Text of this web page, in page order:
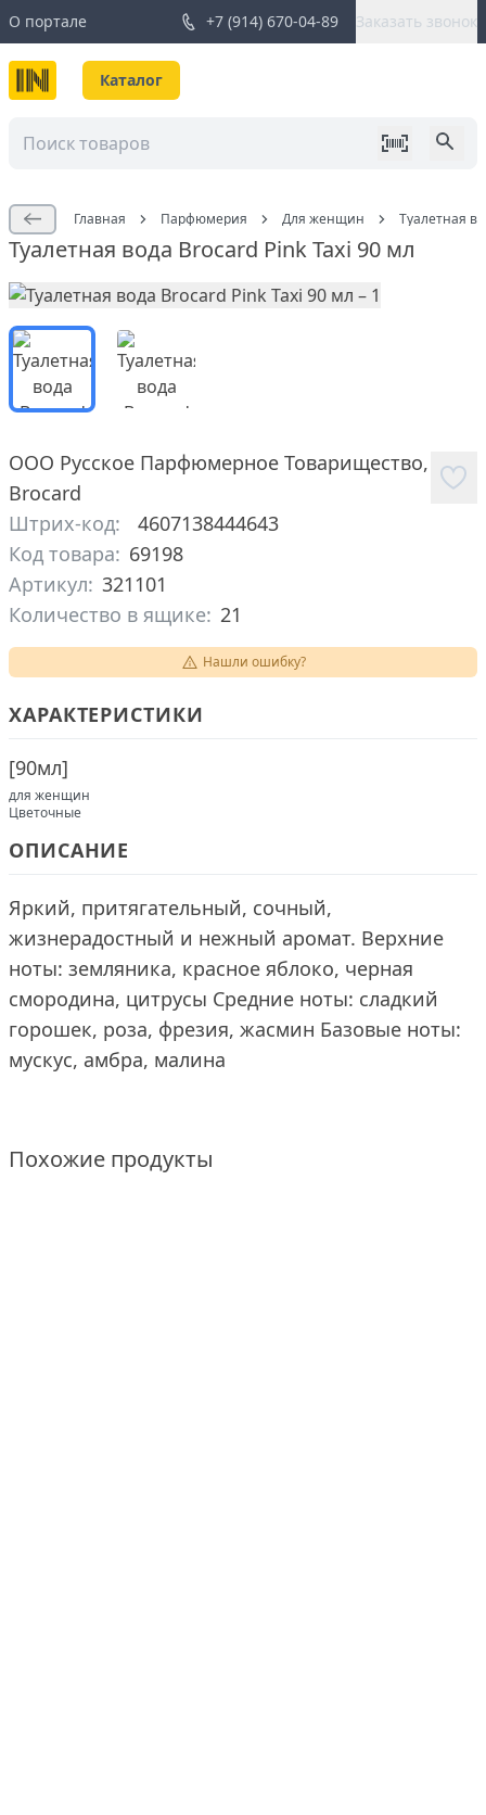
О портале +7 (914) 670-04-89 Заказать звонок
Каталог
Главная Парфюмерия Для женщин Туалетная
Туалетная вода Brocard Pink Taxi 90 мл
ООО Русское Парфюмерное Товарищество,
Brocard
Штрих-код:
4607138444643
Код товара: 69198
Артикул: 321101
Количество в ящике: 21
Нашли ошибку?
ХАРАКТЕРИСТИКИ
[90мл]
для женщин
Цветочные
ОПИСАНИЕ
Яркий, притягательный, сочный,
жизнерадостный и нежный аромат. Верхние
ноты: земляника, красное яблоко, черная
смородина, цитрусы Средние ноты: сладкий
горошек, роза, фрезия, жасмин Базовые ноты:
мускус, амбра, малина
Похожие продукты